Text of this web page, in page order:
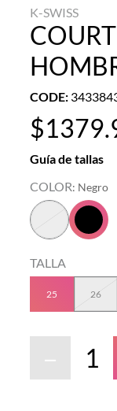
K-SWISS
CODE:
$1379.
Guía de tallas
COLOR: Negro
TALLA
25 26
－